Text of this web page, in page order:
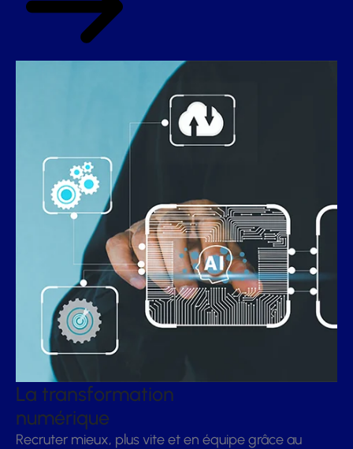
La transformation
numérique
Recruter mieux, plus vite et en équipe grâce au